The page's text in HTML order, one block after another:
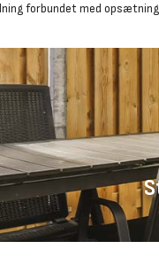
forbundet med